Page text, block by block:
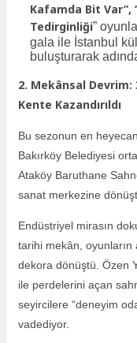
Kafamda Bit Var”,
Tedirginliği”
gala ile İstanbul
buluşturarak
2. Mekânsal Devrim:
Kente Kazandırıldı
Bu sezonun en
Bakırköy Belediyesi
Ataköy Baruthane
sanat merkezine
Endüstriyel mirasın
tarihi mekân,
dekora dönüştü. Özen
ile perdelerini açan
seyircilere “deneyim
vadediyor.